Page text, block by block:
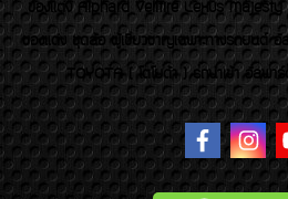
ของเเต่ง Alphard Vellfire Lexus Majesty
ของแต่ง ชุดล้อ ผู้เชี่ยวชาญเฉพาะทางรถยนต์ อั
TOYOTA ( โตโยต้า ) รถนำเข้า อัลพา